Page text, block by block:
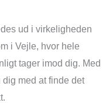
ud i virkeligheden
i Vejle, hvor hele
tager imod dig. Med
med at finde det